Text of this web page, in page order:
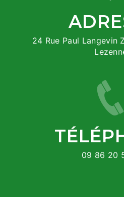
24 Rue Paul Langevin ZI du Hellu, 59260
09 86 20